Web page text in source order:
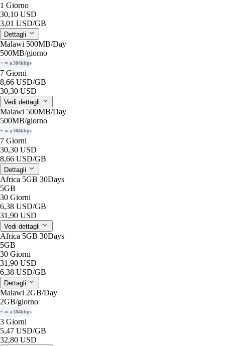
1 Giorno
30,10 USD
3,01 USD/GB
Dettagli
Malawi 500MB/Day
500MB/giorno
+ ∞ a 384kbps
7 Giorni
8,66 USD/GB
30,30 USD
Vedi dettagli
Malawi 500MB/Day
500MB/giorno
+ ∞ a 384kbps
7 Giorni
30,30 USD
8,66 USD/GB
Dettagli
Africa 5GB 30Days
5GB
30 Giorni
6,38 USD/GB
31,90 USD
Vedi dettagli
Africa 5GB 30Days
5GB
30 Giorni
31,90 USD
6,38 USD/GB
Dettagli
Malawi 2GB/Day
2GB/giorno
+ ∞ a 384kbps
3 Giorni
5,47 USD/GB
32,80 USD